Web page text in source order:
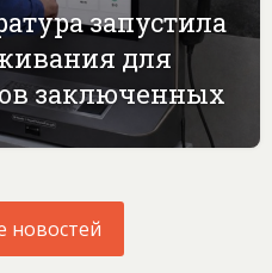
запустила
для
заключенных